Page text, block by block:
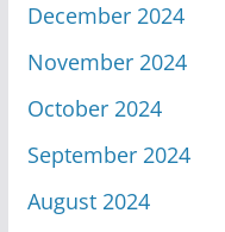
December 2024
November 2024
October 2024
September 2024
August 2024